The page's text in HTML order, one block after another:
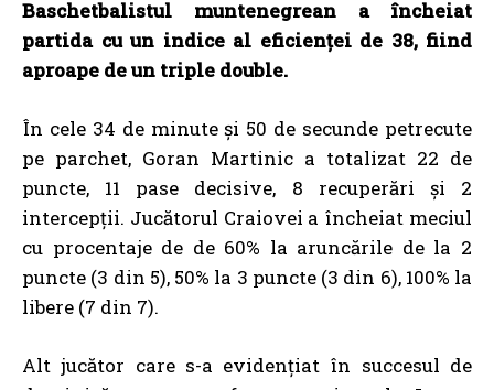
Baschetbalistul muntenegrean a încheiat
partida cu un indice al eficienţei de 38, fiind
aproape de un triple double.
În cele 34 de minute și 50 de secunde petrecute
pe parchet, Goran Martinic a totalizat 22 de
puncte, 11 pase decisive, 8 recuperări și 2
intercepții. Jucătorul Craiovei a încheiat meciul
cu procentaje de de 60% la aruncările de la 2
puncte (3 din 5), 50% la 3 puncte (3 din 6), 100% la
libere (7 din 7).
Alt jucător care s-a evidențiat în succesul de